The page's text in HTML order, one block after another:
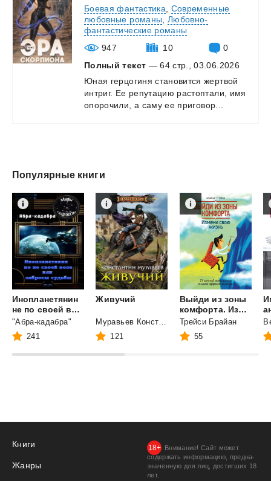
Боевая фантастика
Современные
любовные романы
Любовно-
фантастические романы
947
10
0
Полный текст — 64 стр., 03.06.2026
Юная герцогиня становится жертвой
интриг. Ее репутацию растоптали,
имя
опорочили,
а саму ее приговор...
Популярные книги
Инопланетянин
не по своей воле или забросы судьбы
"Абра-кадабра"
241
Живучий
121
Выйди из зоны
комфорта. Измени свою жизнь. 21 метод повышения личной эффективности
Трейси Брайан
55
Книги
Жанры
Внимание! Сайт может
содержать информацию, предна­
значенную для лиц, дости­гших 18
лет.